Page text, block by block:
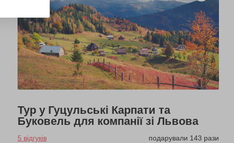
Тур у Гуцульські Карпати та
Буковель для компанії зі Львова
5 відгуків
подарували 143 рази